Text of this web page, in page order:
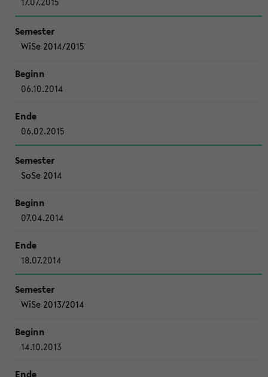
WiSe 2014/2015
06.10.2014
06.02.2015
SoSe 2014
07.04.2014
18.07.2014
WiSe 2013/2014
14.10.2013